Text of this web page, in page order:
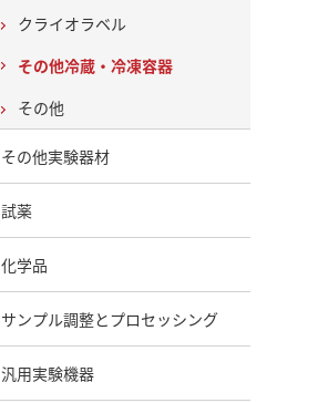
クライオラベル
その他冷蔵・冷凍容器
その他
その他実験器材
試薬
化学品
サンプル調整とプロセッシング
汎用実験機器